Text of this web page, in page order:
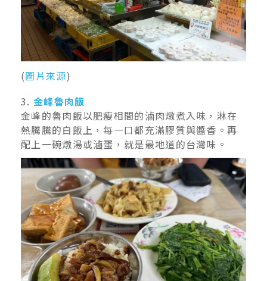
(圖片來源)
3. 金峰魯肉飯
金峰的魯肉飯以肥瘦相間的滷肉燉煮入味，淋在
熱騰騰的白飯上，每一口都充滿膠質與醬香。再
配上一碗燉湯或滷蛋，就是最地道的台灣味。